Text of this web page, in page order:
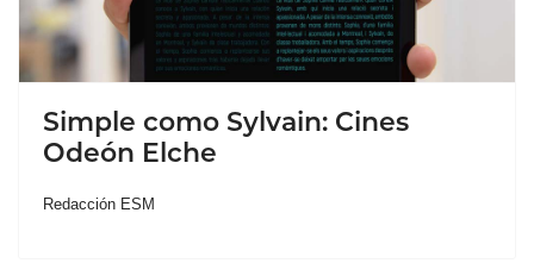
Simple como Sylvain: Cines
Odeón Elche
Redacción ESM